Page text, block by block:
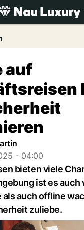
auf
- 04:00
bieten viele
ist es auch
auch offline
zuliebe.